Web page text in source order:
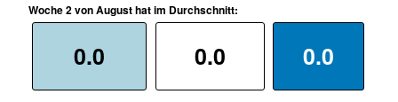
Woche 2 von August hat im Durchschnitt:
0.0 0.0 0.0